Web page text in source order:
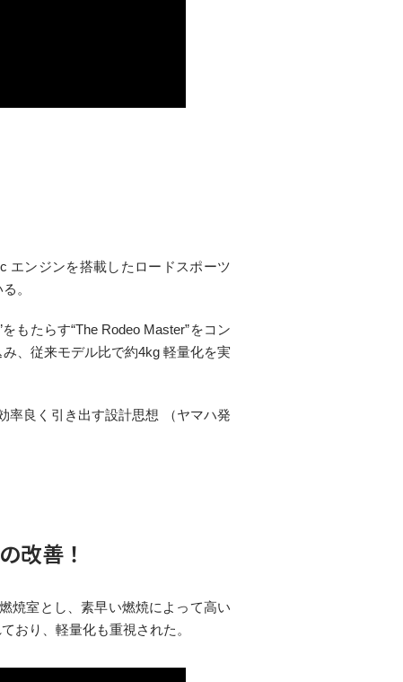
エンジンを搭載したロードスポーツ
。
もたらす“The Rodeo Master”をコン
、従来モデル比で約4kg 軽量化を実
率良く引き出す設計思想 （ヤマハ発
改善！
焼室とし、素早い燃焼によって高い
おり、軽量化も重視された。